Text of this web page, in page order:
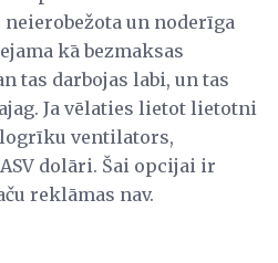
un noderīga
kā bezmaksas
tas darbojas labi, un tas
Ja vēlaties lietot lietotni
ventilators,
dolāri. Šai opcijai ir
reklāmas nav.